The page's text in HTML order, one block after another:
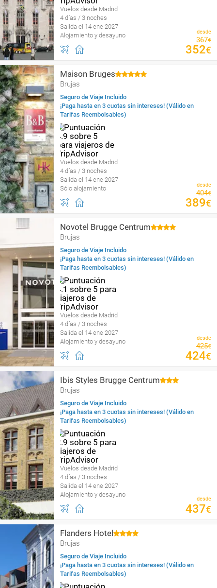
Vuelos desde Madrid
4 días / 3 noches
Salida el 14 ene 2027
Alojamiento y desayuno
desde
367€
352€
Maison Bruges
Brujas
Seguro de Viaje Incluido
¡Paga hasta en 3 cuotas sin intereses! (Válido en
Tarifas Reembolsables)
Vuelos desde Madrid
4 días / 3 noches
Salida el 14 ene 2027
Sólo alojamiento
desde
404€
389€
Novotel Brugge Centrum
Brujas
Seguro de Viaje Incluido
¡Paga hasta en 3 cuotas sin intereses! (Válido en
Tarifas Reembolsables)
Vuelos desde Madrid
4 días / 3 noches
Salida el 14 ene 2027
Alojamiento y desayuno
desde
425€
424€
Ibis Styles Brugge Centrum
Brujas
Seguro de Viaje Incluido
¡Paga hasta en 3 cuotas sin intereses! (Válido en
Tarifas Reembolsables)
Vuelos desde Madrid
4 días / 3 noches
Salida el 14 ene 2027
Alojamiento y desayuno
desde
437€
Flanders Hotel
Brujas
Seguro de Viaje Incluido
¡Paga hasta en 3 cuotas sin intereses! (Válido en
Tarifas Reembolsables)